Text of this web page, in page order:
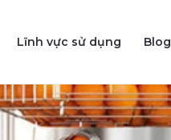
Lĩnh vực sử dụng Blog